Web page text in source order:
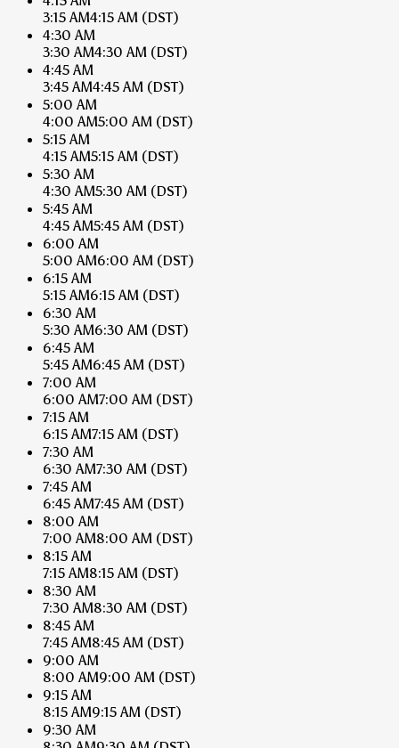
3:15 AM4:15 AM (DST)
4:30 AM
3:30 AM4:30 AM (DST)
4:45 AM
3:45 AM4:45 AM (DST)
5:00 AM
4:00 AM5:00 AM (DST)
5:15 AM
4:15 AM5:15 AM (DST)
5:30 AM
4:30 AM5:30 AM (DST)
5:45 AM
4:45 AM5:45 AM (DST)
6:00 AM
5:00 AM6:00 AM (DST)
6:15 AM
5:15 AM6:15 AM (DST)
6:30 AM
5:30 AM6:30 AM (DST)
6:45 AM
5:45 AM6:45 AM (DST)
7:00 AM
6:00 AM7:00 AM (DST)
7:15 AM
6:15 AM7:15 AM (DST)
7:30 AM
6:30 AM7:30 AM (DST)
7:45 AM
6:45 AM7:45 AM (DST)
8:00 AM
7:00 AM8:00 AM (DST)
8:15 AM
7:15 AM8:15 AM (DST)
8:30 AM
7:30 AM8:30 AM (DST)
8:45 AM
7:45 AM8:45 AM (DST)
9:00 AM
8:00 AM9:00 AM (DST)
9:15 AM
8:15 AM9:15 AM (DST)
9:30 AM